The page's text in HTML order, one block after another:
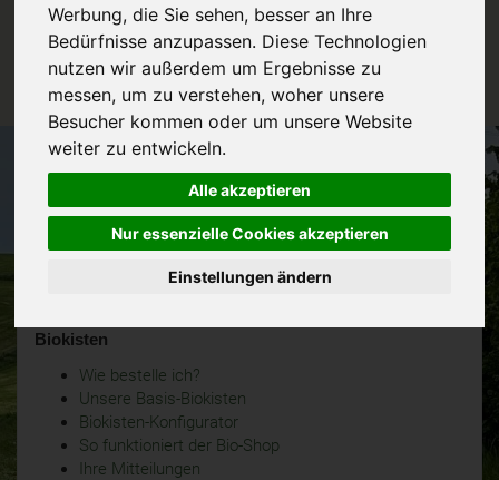
Werbung, die Sie sehen, besser an Ihre
Bedürfnisse anzupassen. Diese Technologien
nutzen wir außerdem um Ergebnisse zu
messen, um zu verstehen, woher unsere
Besucher kommen oder um unsere Website
weiter zu entwickeln.
Alle akzeptieren
Nur essenzielle Cookies akzeptieren
Einstellungen ändern
Das von Ihnen gesuchte Produkt ist leider zur Zeit
nicht verfügbar.
Biokisten
Wie bestelle ich?
Unsere Basis-Biokisten
Biokisten-Konfigurator
So funktioniert der Bio-Shop
Ihre Mitteilungen